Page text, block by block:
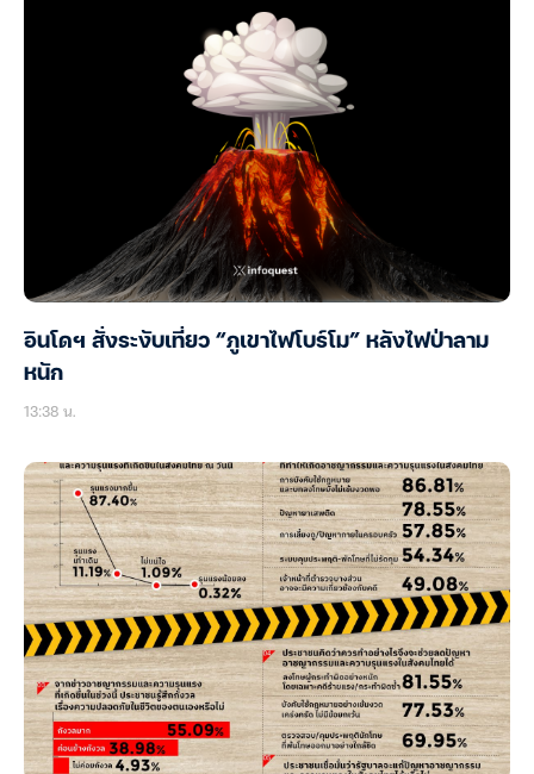
อินโดฯ สั่งระงับเที่ยว “ภูเขาไฟโบร์โม” หลังไฟป่าลาม
หนัก
13:38 น.